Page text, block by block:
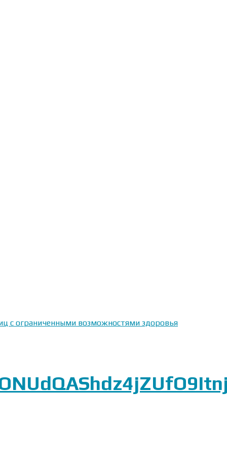
с ограниченными возможностями здоровья